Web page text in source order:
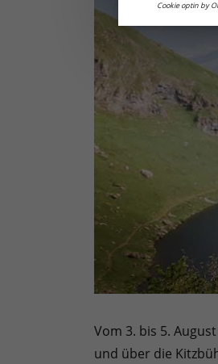
Vom 3. bis 5.
und über die
Cookie optin by